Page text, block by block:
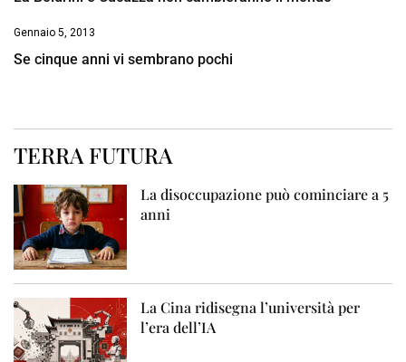
Gennaio 5, 2013
Se cinque anni vi sembrano pochi
TERRA FUTURA
La disoccupazione può cominciare a 5
anni
La Cina ridisegna l’università per
l’era dell’IA